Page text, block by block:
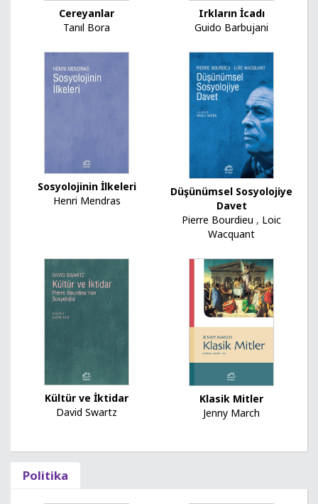
Cereyanlar
Tanıl Bora
Irkların İcadı
Guido Barbujani
Sosyolojinin İlkeleri
Henri Mendras
Düşünümsel Sosyolojiye
Davet
Pierre Bourdieu , Loic
Wacquant
Kültür ve İktidar
David Swartz
Klasik Mitler
Jenny March
Politika